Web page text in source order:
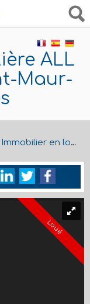
Immobilier en location Saint-Maur-des-Fossés
Loué